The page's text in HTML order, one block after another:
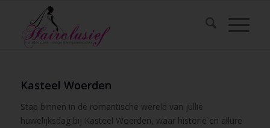
Kasteel Woerden
Stap binnen in de romantische wereld van jullie
huwelijksdag bij Kasteel Woerden, waar historie en allure